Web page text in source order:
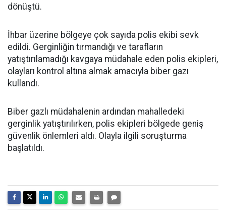
dönüştü.
İhbar üzerine bölgeye çok sayıda polis ekibi sevk
edildi. Gerginliğin tırmandığı ve tarafların
yatıştırılamadığı kavgaya müdahale eden polis ekipleri,
olayları kontrol altına almak amacıyla biber gazı
kullandı.
Biber gazlı müdahalenin ardından mahalledeki
gerginlik yatıştırılırken, polis ekipleri bölgede geniş
güvenlik önlemleri aldı. Olayla ilgili soruşturma
başlatıldı.